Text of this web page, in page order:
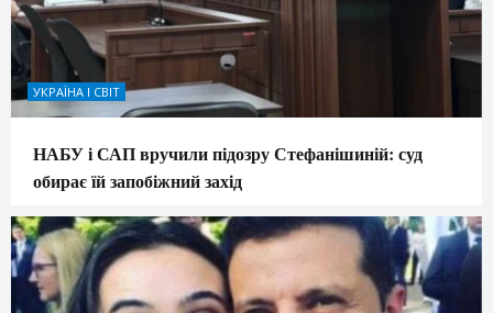
УКРАЇНА І СВІТ
НАБУ і САП вручили підозру Стефанішиній: суд
обирає їй запобіжний захід